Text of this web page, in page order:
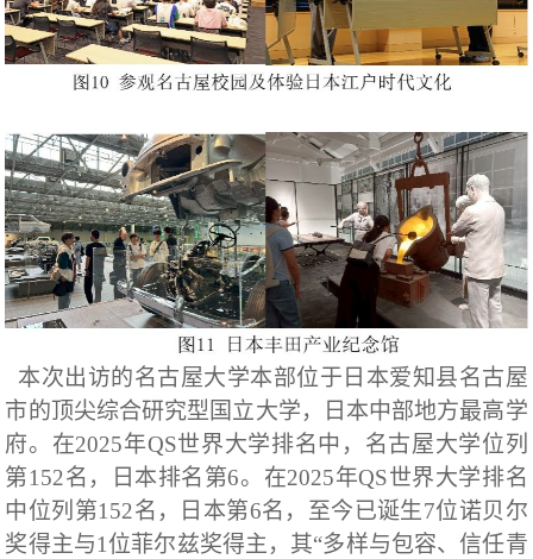
本次出访的名古屋大学本部位于日本爱知县名古屋
市的顶尖综合研究型国立大学，日本中部地方最高学
府。在2025年QS世界大学排名中，名古屋大学位列
第152名，日本排名第6。在2025年QS世界大学排名
中位列第152名，日本第6名，至今已诞生7位诺贝尔
奖得主与1位菲尔兹奖得主，其“多样与包容、信任青